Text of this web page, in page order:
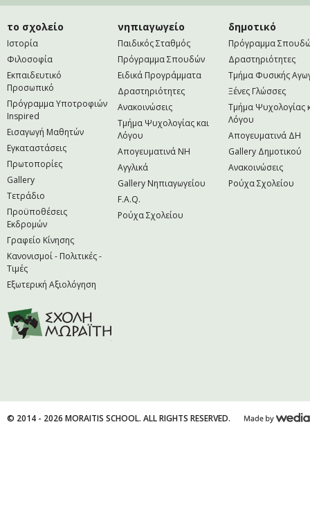
το σχολείο
Ιστορία
Φιλοσοφία
Εκπαιδευτικό
Προσωπικό
Πρόγραμμα Υποτροφιών
Inspired
Εισαγωγή Μαθητών
Εγκαταστάσεις
Πρωτοπορίες
Gallery
Τετράδιο
Προϋποθέσεις
Εκδρομών
Γραφείο Κίνησης
Κανονισμοί - Πολιτικές -
Τιμές
Εξωτερική Αξιολόγηση
νηπιαγωγείο
Παιδικός Σταθμός
Πρόγραμμα Σπουδών
Ειδικά Προγράμματα
Δραστηριότητες
Ανακοινώσεις
Τμήμα Ψυχολογίας και
Λόγου
Απογευματινά NH
Αγγλικά
Gallery Νηπιαγωγείου
F.A.Q.
Ρούχα Σχολείου
δημοτικό
Πρόγραμμα
Δραστηριότητες
Τμήμα Φυσικής
Ξένες Γλώσσες
Τμήμα Ψυχολογίας
Λόγου
Απογευματινά ΔΗ
Gallery Δημοτικού
Ανακοινώσεις
Ρούχα Σχολείου
© 2014 - 2026 MORAITIS SCHOOL. ALL RIGHTS RESERVED.